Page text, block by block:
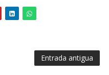
Entrada antigua